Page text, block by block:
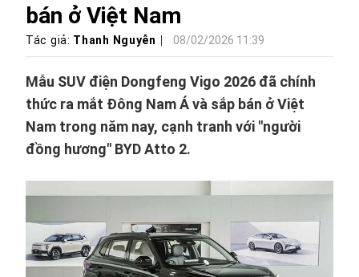
bán ở Việt Nam
Tác giả: Thanh Nguyễn 08/02/2026 11:39
Mẫu SUV điện Dongfeng Vigo 2026 đã chính
thức ra mắt Đông Nam Á và sắp bán ở Việt
Nam trong năm nay, cạnh tranh với "người
đồng hương" BYD Atto 2.